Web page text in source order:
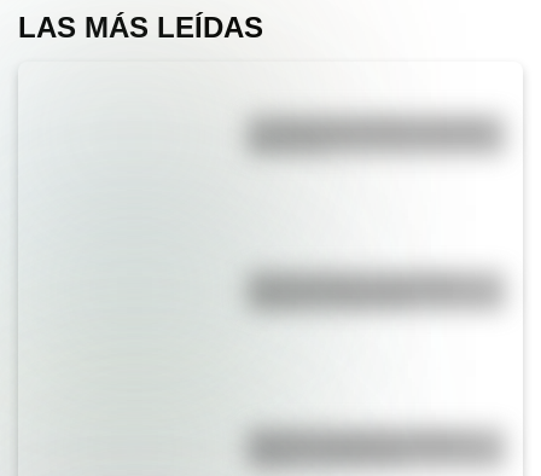
LAS MÁS LEÍDAS
Duda resuelta: ¿es el Truco
Bandera de Bolivia: historia,